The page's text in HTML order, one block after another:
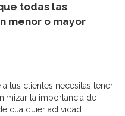
todas las
menor o mayor
tus clientes necesitas tener
la importancia de
cualquier actividad